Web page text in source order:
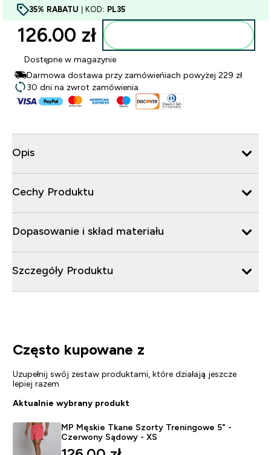
35% RABATU | KOD: PL35
126.00 zł‎
Dostępne w magazynie
Darmowa dostawa przy zamówieńiach powyżej 229 zł
30 dni na zwrot zamówienia
Opis
Cechy Produktu
Dopasowanie i skład materiału
Szczegóły Produktu
Często kupowane z
Uzupełnij swój zestaw produktami, które działają jeszcze
lepiej razem
Aktualnie wybrany produkt
MP Męskie Tkane Szorty Treningowe 5" -
Czerwony Sądowy - XS